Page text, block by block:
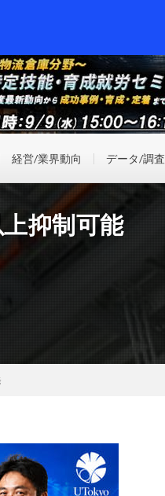
経営/業界動向 データ/調査
抑制可能